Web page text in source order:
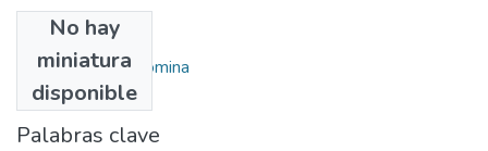
No hay
miniatura
disponible
Autores
Layús Huespe, Romina
Palabras clave